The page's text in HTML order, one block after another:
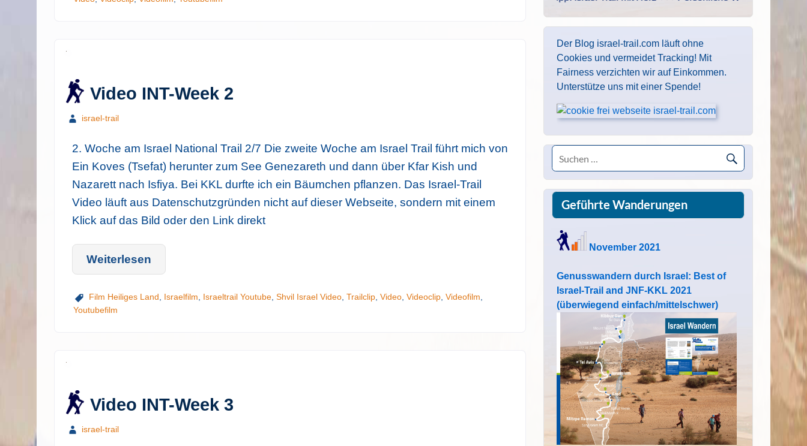
Video INT-Week 2
israel-trail
2. Woche am Israel National Trail 2/7 Die zweite Woche am Israel Trail führt mich von
Ein Koves (Tsefat) herunter zum See Genezareth und dann über Kfar Kish und
Nazarett nach Isfiya. Bei KKL durfte ich ein Bäumchen pflanzen. Das Israel-Trail
Video läuft aus Datenschutzgründen nicht auf dieser Webseite, sondern mit einem
Klick auf das Bild oder den Link direkt
Weiterlesen
Film Heiliges Land Israelfilm Israeltrail Youtube, Shvil Israel Video, Trailclip, Video, Videoclip, Videofilm
Youtubefilm
Video INT-Week 3
israel-trail
Der Blog israel-trail.com läuft ohne
Cookies und vermeidet Tracking! Mit
Fairness verzichten wir auf Einkommen.
Unterstütze uns mit einer Spende!
Geführte Wanderungen
November 2021
Genusswandern durch Israel: Best of
Israel-Trail and JNF-KKL 2021
(überwiegend einfach/mittelschwer)